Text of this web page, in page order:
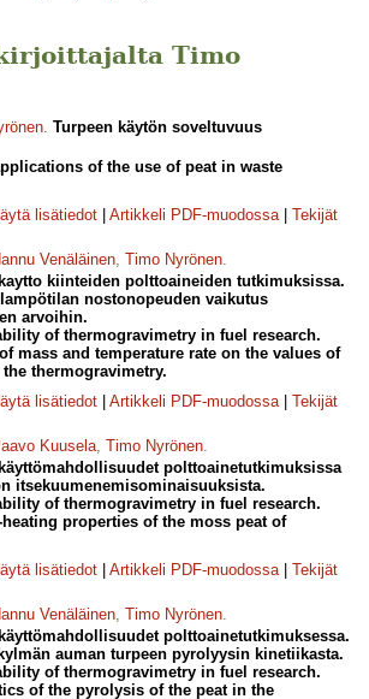
Timo
. Turpeen käytön soveltuvuus
of the use of peat in waste
lisätiedot Artikkeli PDF-muodossa| Tekijät
Venäläinen, Timo Nyrönen.
kiinteiden polttoaineiden tutkimuksissa.
nostonopeuden vaikutus
arvoihin.
of thermogravimetry in fuel research.
mass and temperature rate on the values of
thermogravimetry.
lisätiedot Artikkeli PDF-muodossa| Tekijät
Kuusela, Timo Nyrönen.
polttoainetutkimuksissa
itsekuumenemisominaisuuksista.
of thermogravimetry in fuel research.
properties of the moss peat of
lisätiedot Artikkeli PDF-muodossa| Tekijät
Venäläinen, Timo Nyrönen.
polttoainetutkimuksessa.
auman turpeen pyrolyysin kinetiikasta.
of thermogravimetry in fuel research.
of the pyrolysis of the peat in the